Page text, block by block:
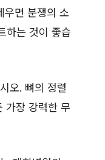
우면 분쟁의 소
하는 것이 좋습
오. 뼈의 정렬
가장 강력한 무